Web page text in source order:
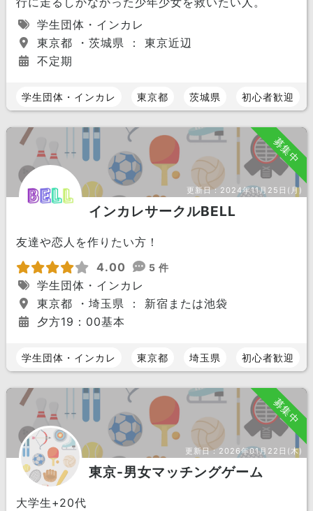
学生団体・インカレ
東京都 ・茨城県 ： 東京近辺
不定期
学生団体・インカレ 東京都 茨城県 初心者歓迎
募集中
更新日： 2024年11月25日(月)
インカレサークルBELL
友達や恋人を作りたい方！
4.00
5 件
学生団体・インカレ
東京都 ・埼玉県 ： 新宿または池袋
夕方19：00基本
学生団体・インカレ 東京都 埼玉県 初心者歓迎
募集中
更新日： 2026年01月22日(木)
東京-男女マッチングゲーム
大学生+20代